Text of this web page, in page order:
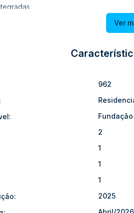
mais sobre esta oportunidade!
Ver
962
2
1
1
1
2025